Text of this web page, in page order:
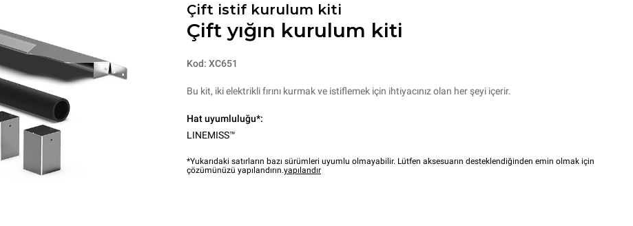
Çift istif kurulum kiti
Çift yığın kurulum kiti
Kod: XC651
Bu kit, iki elektrikli fırını kurmak ve istiflemek için ihtiyacınız olan her şeyi içerir.
Hat uyumluluğu*:
LINEMISS™
*Yukarıdaki satırların bazı sürümleri uyumlu olmayabilir. Lütfen aksesuarın desteklendiğinden emin olmak için
çözümünüzü yapılandırın.yapılandır